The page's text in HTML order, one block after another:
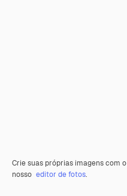
Crie suas próprias imagens com o
nosso editor de fotos.